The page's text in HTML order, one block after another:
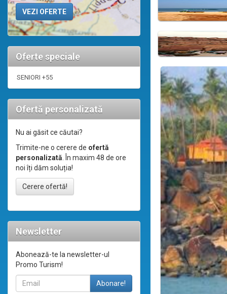
Oferte speciale
SENIORI +55
Ofertă personalizată
Nu ai găsit ce căutai?
Trimite-ne o cerere de ofertă
personalizată. În maxim 48 de ore
noi îți dăm soluția!
Cerere ofertă!
Newsletter
Abonează-te la newsletter-ul
Promo Turism!